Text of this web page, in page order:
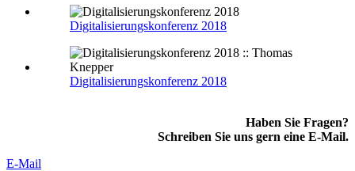
Digitalisierungskonferenz 2018
Digitalisierungskonferenz 2018
Haben Sie Fragen?
Schreiben Sie uns gern eine E-Mail.
E-Mail